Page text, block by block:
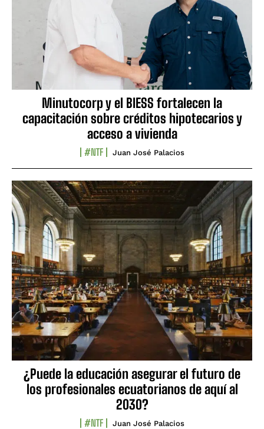
Minutocorp y el BIESS fortalecen la
capacitación sobre créditos hipotecarios y
acceso a vivienda
#NTF Juan José Palacios
¿Puede la educación asegurar el futuro de
los profesionales ecuatorianos de aquí al
2030?
#NTF Juan José Palacios